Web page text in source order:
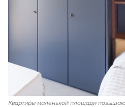
Квартиры маленькой площади